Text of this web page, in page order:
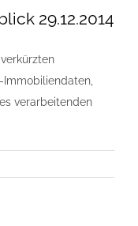
29.12.2014
verarbeitenden